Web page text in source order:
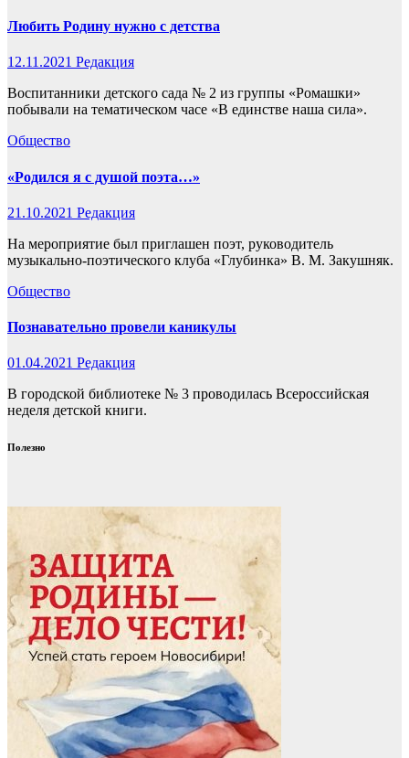
Любить Родину нужно с детства
12.11.2021 Редакция
Воспитанники детского сада № 2 из группы «Ромашки»
побывали на тематическом часе «В единстве наша сила».
Общество
«Родился я с душой поэта…»
21.10.2021 Редакция
На мероприятие был приглашен поэт, руководитель
музыкально-поэтического клуба «Глубинка» В. М. Закушняк.
Общество
Познавательно провели каникулы
01.04.2021 Редакция
В городской библиотеке № 3 проводилась Всероссийская
неделя детской книги.
Полезно